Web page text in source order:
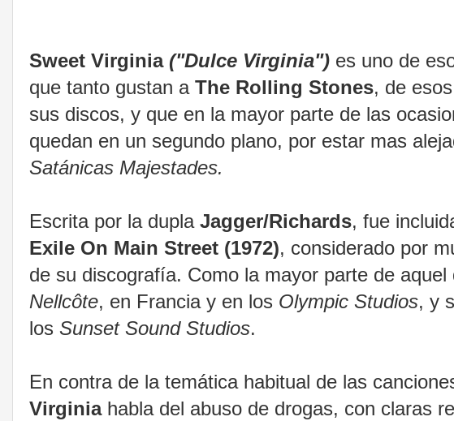
Sweet Virginia ("Dulce Virginia") es uno de
que tanto gustan a The Rolling Stones, de
sus discos, y que en la mayor parte de las
quedan en un segundo plano, por estar mas
Satánicas Majestades.
Escrita por la dupla Jagger/Richards, fue
Exile On Main Street (1972), considerado por
de su discografía. Como la mayor parte de
Nellcôte, en Francia y en los Olympic Studios, y
los Sunset Sound Studios.
En contra de la temática habitual de las
Virginiahabla del abuso de drogas, con claras